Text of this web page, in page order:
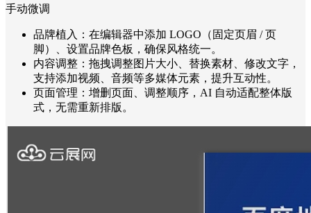
手动微调
品牌植入：在编辑器中添加 LOGO（固定页眉 / 页
脚）、设置品牌色板，确保风格统一。
内容调整：拖拽调整图片大小、替换素材、修改文字，
支持添加视频、音频等多媒体元素，提升互动性。
页面管理：增删页面、调整顺序，AI 自动适配整体版
式，无需重新排版。